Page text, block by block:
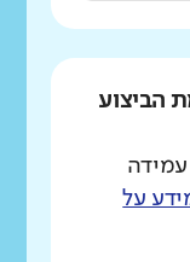
הביצוע
על